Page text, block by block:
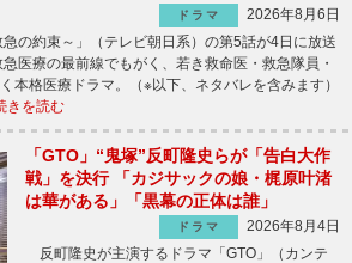
ドラマ
2026年8月6日
の約束～」（テレビ朝日系）の第5話が4日に放送
医療の最前線でもがく、若き救命医・救急隊員・
本格医療ドラマ。（※以下、ネタバレを含みます）
きを読む
「GTO」“鬼塚”反町隆史らが「告白大作
戦」を決行 「カジサックの娘・梶原叶渚
は華がある」「黒幕の正体は誰」
ドラマ
2026年8月4日
反町隆史が主演するドラマ「GTO」（カンテ